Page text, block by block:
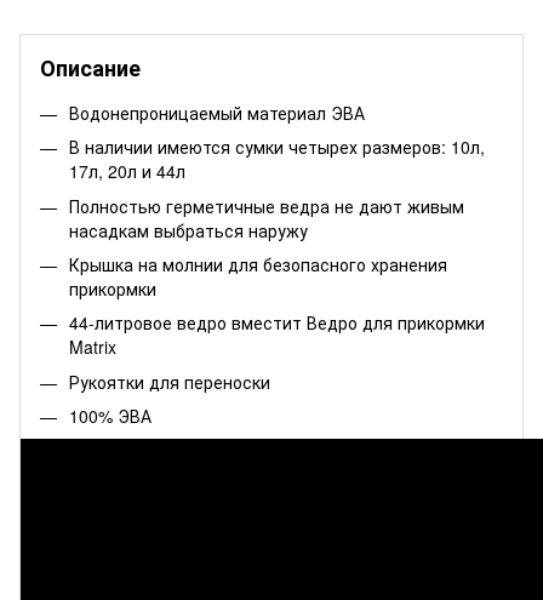
Описание
Водонепроницаемый материал ЭВА
В наличии имеются сумки четырех размеров: 10л,
17л, 20л и 44л
Полностью герметичные ведра не дают живым
насадкам выбраться наружу
Крышка на молнии для безопасного хранения
прикормки
44-литровое ведро вместит Ведро для прикормки
Matrix
Рукоятки для переноски
100% ЭВА